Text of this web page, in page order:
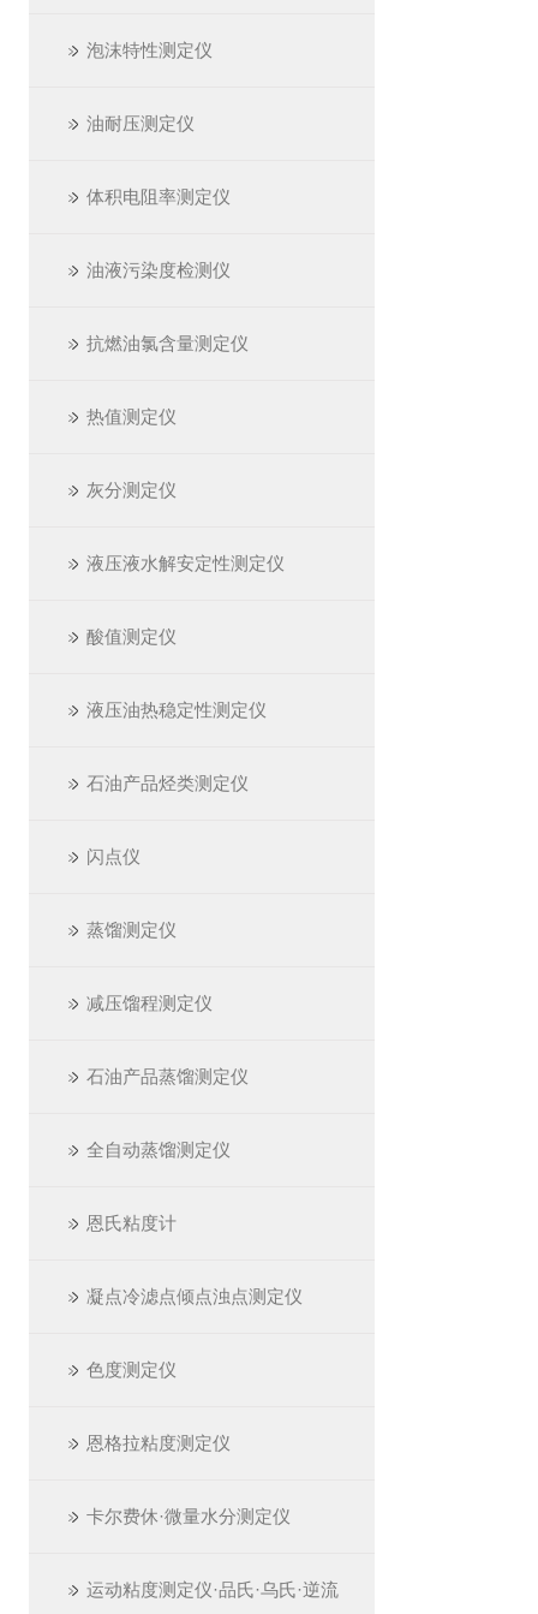
泡沫特性测定仪
油耐压测定仪
体积电阻率测定仪
油液污染度检测仪
抗燃油氯含量测定仪
热值测定仪
灰分测定仪
液压液水解安定性测定仪
酸值测定仪
液压油热稳定性测定仪
石油产品烃类测定仪
闪点仪
蒸馏测定仪
减压馏程测定仪
石油产品蒸馏测定仪
全自动蒸馏测定仪
恩氏粘度计
凝点冷滤点倾点浊点测定仪
色度测定仪
恩格拉粘度测定仪
卡尔费休·微量水分测定仪
运动粘度测定仪·品氏·乌氏·逆流